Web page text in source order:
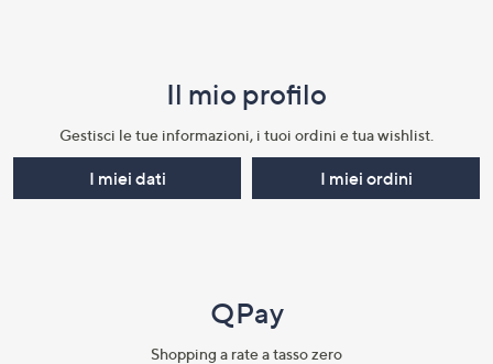
Il mio profilo​
Gestisci le tue informazioni, i tuoi ordini e tua wishlist.​
I miei dati I miei ordini
QPay
Shopping a rate a tasso zero​